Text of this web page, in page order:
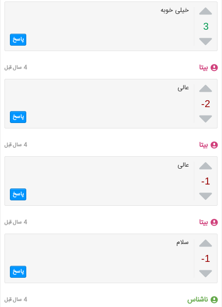

3

خیلی خوبه
پاسخ
بیتا 4 سال قبل

-2

عالی
پاسخ
بیتا 4 سال قبل

-1

عالی
پاسخ
بیتا 4 سال قبل

-1

سلام
پاسخ
ناشناس 4 سال قبل